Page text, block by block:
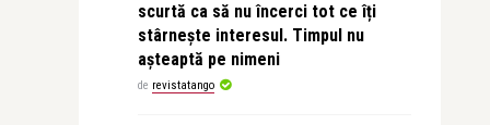
scurtă ca să nu încerci tot ce îți
stârnește interesul. Timpul nu
așteaptă pe nimeni
de revistatango